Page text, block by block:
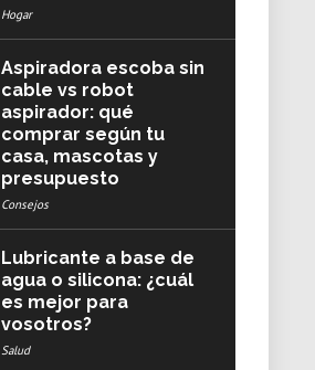
Hogar
Aspiradora escoba sin
cable vs robot
aspirador: qué
comprar según tu
casa, mascotas y
presupuesto
Consejos
Lubricante a base de
agua o silicona: ¿cuál
es mejor para
vosotros?
Salud